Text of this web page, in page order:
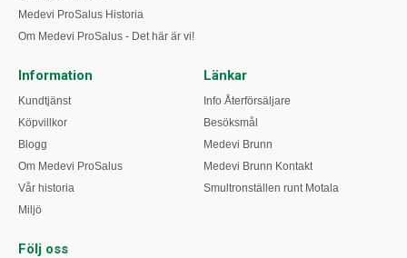
Medevi ProSalus Historia
Om Medevi ProSalus - Det här är vi!
Information
Kundtjänst
Köpvillkor
Blogg
Om Medevi ProSalus
Vår historia
Miljö
Länkar
Info Återförsäljare
Besöksmål
Medevi Brunn
Medevi Brunn Kontakt
Smultronställen runt Motala
Följ oss